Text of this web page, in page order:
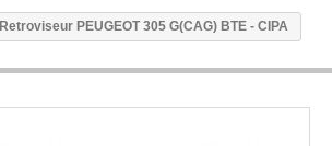
Retroviseur PEUGEOT 305 G(CAG) BTE - CIPA